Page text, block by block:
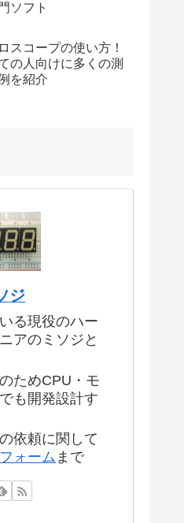
ソフト
スコープの使い方！
の人向けに多くの測
を紹介
ジ
る現役のハー
アのミソジと
ためCPU・モ
も開発設計す
依頼に関して
ォーム まで